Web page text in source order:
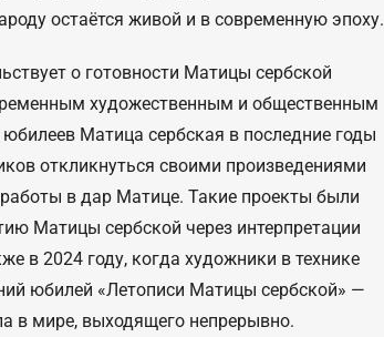
остаётся живой и в современную эпоху.
о готовности Матицы сербской
художественным и общественным
Матица сербская в последние годы
откликнуться своими произведениями
в дар Матице. Такие проекты были
Матицы сербской через интерпретации
в 2024 году, когда художники в технике
юбилей «Летописи Матицы сербской» —
в мире, выходящего непрерывно.